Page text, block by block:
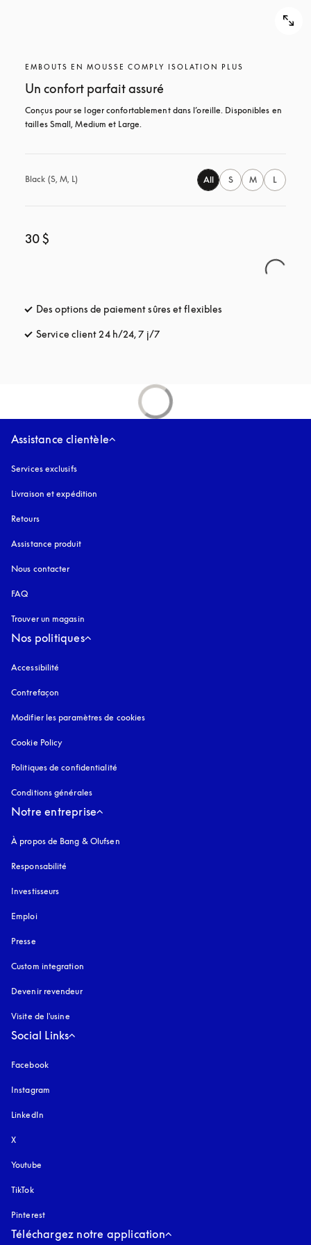
EMBOUTS EN MOUSSE COMPLY ISOLATION PLUS
Un confort parfait assuré
Conçus pour se loger confortablement dans l’oreille. Disponibles en
tailles Small, Medium et Large.
Black (S, M, L) All S M L
30 $
Des options de paiement sûres et flexibles
Service client 24 h/24, 7 j/7s’ouvre dans un nouvel onglet
Assistance clientèle
Services exclusifs
Livraison et expédition
Retours
Assistance produit
Nous contacter
FAQ
Trouver un magasin
Nos politiques
Accessibilité
Contrefaçon
Modifier les paramètres de cookies
Cookie Policy
Politiques de confidentialité
Conditions générales
Notre entreprise
À propos de Bang & Olufsen
Responsabilité
Investisseurs
Emploi
Presse
Custom integration
Devenir revendeur
Visite de l'usine
Social Links
Facebook
Instagram
LinkedIn
X
Youtube
TikTok
Pinterest
Téléchargez notre application